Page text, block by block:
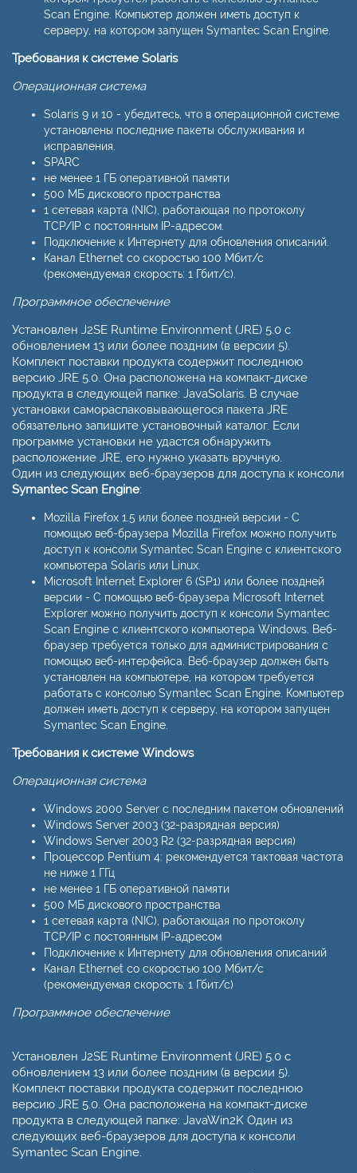
Scan Engine. Компьютер должен иметь доступ к
серверу, на котором запущен Symantec Scan Engine.
Требования к системе Solaris
Операционная система
Solaris 9 и 10 - убедитесь, что в операционной системе
установлены последние пакеты обслуживания и
исправления.
SPARC
не менее 1 ГБ оперативной памяти
500 МБ дискового пространства
1 сетевая карта (NIC), работающая по протоколу
TCP/IP с постоянным IP-адресом.
Подключение к Интернету для обновления описаний.
Канал Ethernet со скоростью 100 Мбит/с
(рекомендуемая скорость: 1 Гбит/с).
Программное обеспечение
Установлен J2SE Runtime Environment (JRE) 5.0 с
обновлением 13 или более поздним (в версии 5).
Комплект поставки продукта содержит последнюю
версию JRE 5.0. Она расположена на компакт-диске
продукта в следующей папке: JavaSolaris. В случае
установки самораспаковывающегося пакета JRE
обязательно запишите установочный каталог. Если
программе установки не удастся обнаружить
расположение JRE, его нужно указать вручную.
Один из следующих веб-браузеров для доступа к консоли
Symantec Scan Engine:
Mozilla Firefox 1.5 или более поздней версии - С
помощью веб-браузера Mozilla Firefox можно получить
доступ к консоли Symantec Scan Engine с клиентского
компьютера Solaris или Linux.
Microsoft Internet Explorer 6 (SP1) или более поздней
версии - С помощью веб-браузера Microsoft Internet
Explorer можно получить доступ к консоли Symantec
Scan Engine с клиентского компьютера Windows. Веб-
браузер требуется только для администрирования с
помощью веб-интерфейса. Веб-браузер должен быть
установлен на компьютере, на котором требуется
работать с консолью Symantec Scan Engine. Компьютер
должен иметь доступ к серверу, на котором запущен
Symantec Scan Engine.
Требования к системе Windows
Операционная система
Windows 2000 Server с последним пакетом обновлений
Windows Server 2003 (32-разрядная версия)
Windows Server 2003 R2 (32-разрядная версия)
Процессор Pentium 4: рекомендуется тактовая частота
не ниже 1 ГГц
не менее 1 ГБ оперативной памяти
500 МБ дискового пространства
1 сетевая карта (NIC), работающая по протоколу
TCP/IP с постоянным IP-адресом
Подключение к Интернету для обновления описаний
Канал Ethernet со скоростью 100 Мбит/с
(рекомендуемая скорость: 1 Гбит/с)
Программное обеспечение
Установлен J2SE Runtime Environment (JRE) 5.0 с
обновлением 13 или более поздним (в версии 5).
Комплект поставки продукта содержит последнюю
версию JRE 5.0. Она расположена на компакт-диске
продукта в следующей папке: JavaWin2K Один из
следующих веб-браузеров для доступа к консоли
Symantec Scan Engine.